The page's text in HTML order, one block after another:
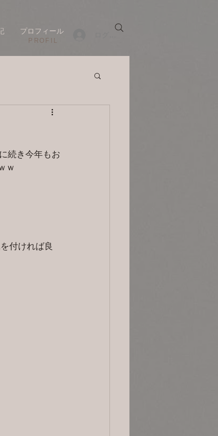
ログイン
プロフィール
​PROFIL
続き今年もお
ｗ
付ければ良